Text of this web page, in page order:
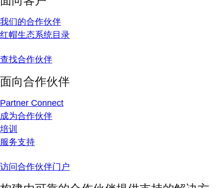
我们的合作伙伴
红帽生态系统目录
查找合作伙伴
面向合作伙伴
Partner Connect
成为合作伙伴
培训
服务支持
访问合作伙伴门户